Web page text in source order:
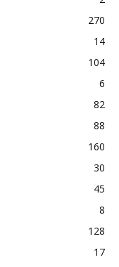
270
14
104
6
82
88
160
30
45
8
128
17